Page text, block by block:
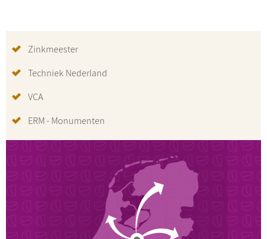
Zinkmeester
Techniek Nederland
VCA
ERM - Monumenten